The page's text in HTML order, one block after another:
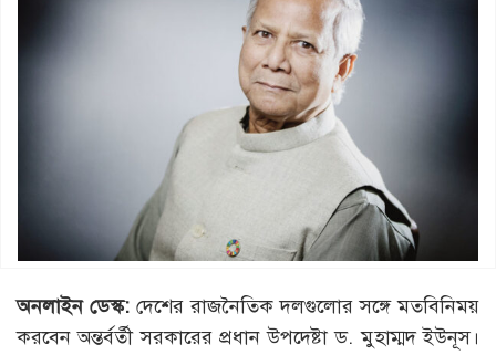
অনলাইন ডেস্ক: দেশের রাজনৈতিক দলগুলোর সঙ্গে মতবিনিময়
করবেন অন্তর্বর্তী সরকারের প্রধান উপদেষ্টা ড. মুহাম্মদ ইউনূস।